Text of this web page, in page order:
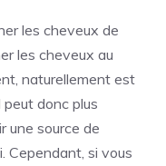
les cheveux de
les cheveux au
naturellement est
peut donc plus
une source de
Cependant, si vous